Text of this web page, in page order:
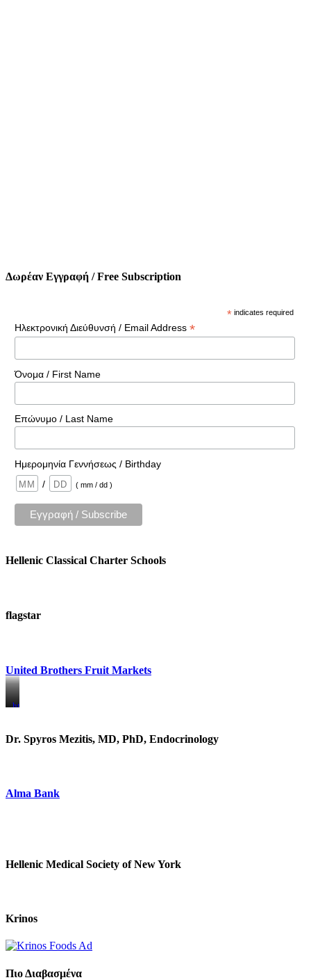
Δωρέαν Εγγραφή / Free Subscription
* indicates required
Ηλεκτρονική Διεύθυνσή / Email Address *
Όνομα / First Name
Επώνυμο / Last Name
Ημερομηνία Γεννήσεως / Birthday
/
( mm / dd )
Hellenic Classical Charter Schools
flagstar
United Brothers Fruit Markets
https://www.unitedbrothersfruitmarkets.com/
https://www.unitedbrothersfruitmarkets.com/
Dr. Spyros Mezitis, MD, PhD, Endocrinology
Alma Bank
Hellenic Medical Society of New York
Krinos
Πιο Διαβασμένα